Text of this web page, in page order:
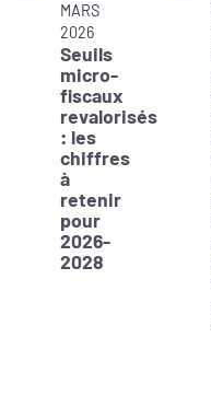
MARS
2026
Seuils
micro-
fiscaux
revalorisés
: les
chiffres
à
retenir
pour
2026-
2028